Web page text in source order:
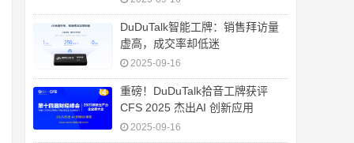
DuDuTalk智能工牌：销售拜访量
虚高，成交率却低迷
2025-09-16
重磅！DuDuTalk拾音工牌获评
CFS 2025 杰出AI 创新应用
2025-09-16